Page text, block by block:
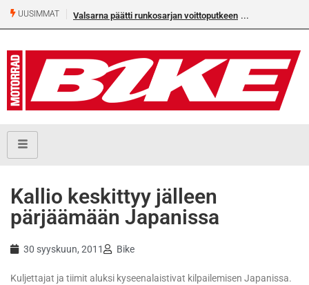
UUSIMMAT Valsarna päätti runkosarjan voittoputkeen
Kallio keskittyy jälleen
pärjäämään Japanissa
30 syyskuun, 2011 Bike
Kuljettajat ja tiimit aluksi kyseenalaistivat kilpailemisen Japanissa.